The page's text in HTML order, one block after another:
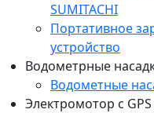
SUMITACHI
Портативное
устройство
Водометрные
Водометные
Электромотор c